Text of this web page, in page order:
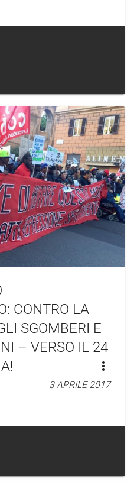
CONTRO LA
SGOMBERI E
– VERSO IL 24
more_vert
3 APRILE 2017